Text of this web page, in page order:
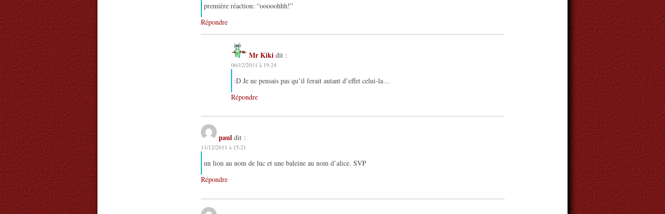
première réaction: “ooooohhh!”
Répondre
Mr Kiki dit :
06/12/2011 à 19:24
:D Je ne pensais pas qu’il ferait autant d’effet celui-la…
Répondre
paul dit :
11/12/2011 à 15:21
un lion au nom de luc et une baleine au nom d’alice. SVP
Répondre